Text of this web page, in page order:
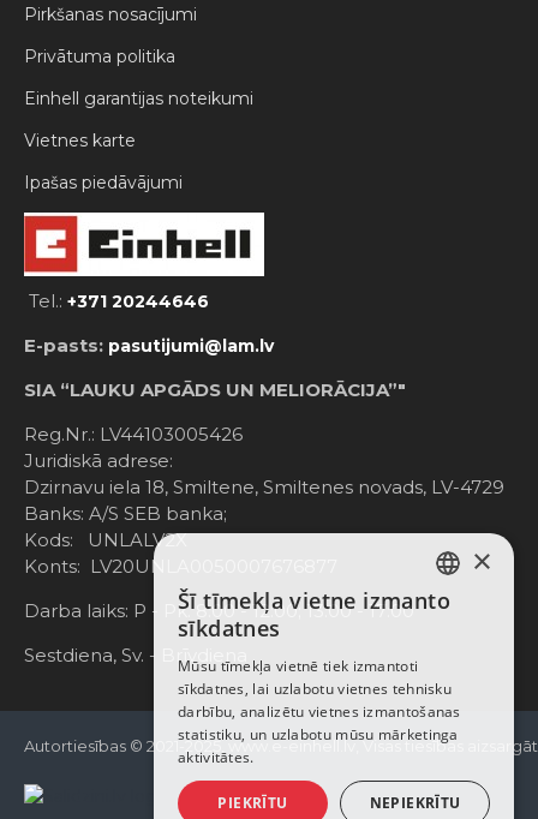
Pirkšanas nosacījumi
Privātuma politika
Einhell garantijas noteikumi
Vietnes karte
Ipašas piedāvājumi
Tel.: +371 20244646
E-pasts: pasutijumi@lam.lv
SIA “LAUKU APGĀDS UN MELIORĀCIJA”"
Reg.Nr.: LV44103005426
Juridiskā adrese:
Dzirnavu iela 18, Smiltene, Smiltenes novads, LV-4729
Banks: A/S SEB banka;
Kods: UNLALV2X
Konts: LV20UNLA0050007676877
Darba laiks: P - Pk. 8:00 - 12:00; 13:00 - 17:00
Sestdiena, Sv. - Brīvdiena
Autortiesības © 2021-2025, www.e-einhell.lv, Visas tiesības
LATVIAN
ENGLISH
×
Šī tīmekļa vietne izmanto
sīkdatnes
Mūsu tīmekļa vietnē tiek izmantoti
sīkdatnes, lai uzlabotu vietnes tehnisku
darbību, analizētu vietnes izmantošanas
statistiku, un uzlabotu mūsu mārketinga
aktivitātes.
PIEKRĪTU NEPIEKRĪTU